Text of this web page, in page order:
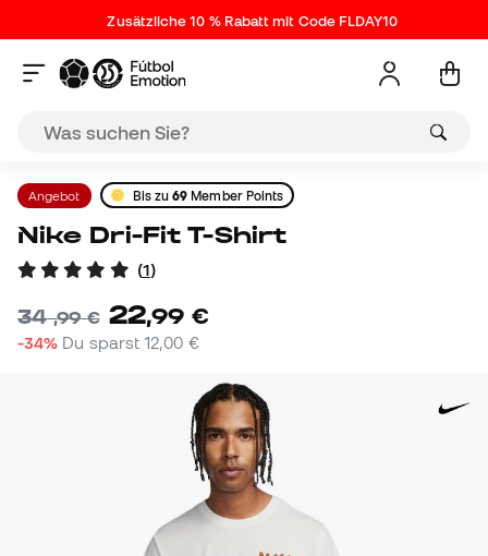
Zusätzliche 10 % Rabatt mit Code FLDAY10
Angebot Bis zu69 Member Points
Nike Dri-Fit T-Shirt
(1)
34,99 € 22,99 €
-34% Du sparst12,00 €